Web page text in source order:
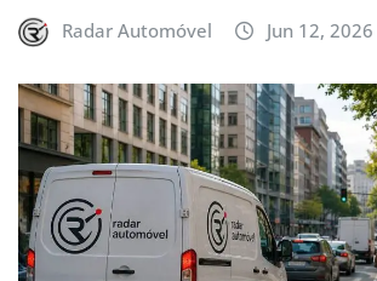
Radar Automóvel Jun 12, 2026